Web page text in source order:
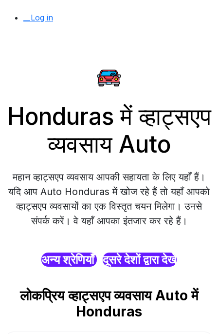
__Log in
Honduras में व्हाट्सएप
व्यवसाय Auto
महान व्हाट्सएप व्यवसाय आपकी सहायता के लिए यहाँ हैं।
यदि आप Auto Honduras में खोज रहे हैं तो यहाँ आपको
व्हाट्सएप व्यवसायों का एक विस्तृत चयन मिलेगा। उनसे
संपर्क करें। वे यहाँ आपका इंतजार कर रहे हैं।
अन्य श्रेणियाँ दूसरे देशों द्वारा देखें
लोकप्रिय व्हाट्सएप व्यवसाय Auto में
Honduras